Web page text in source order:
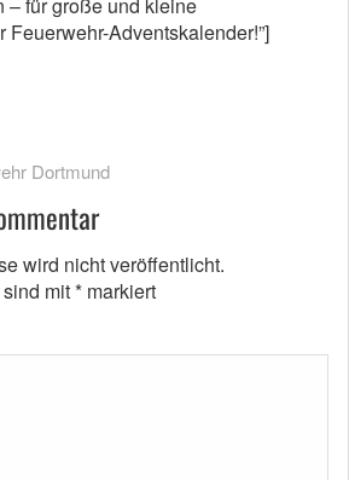
Feuerwehr-Adventskalender!”]
Dortmund
wird nicht veröffentlicht.
mit* markiert